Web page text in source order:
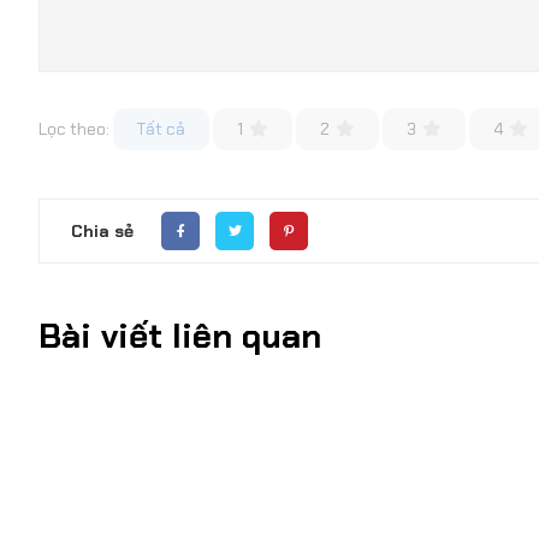
Lọc theo: Tất cả 1 2 3 4
Chia sẻ
Bài viết liên quan